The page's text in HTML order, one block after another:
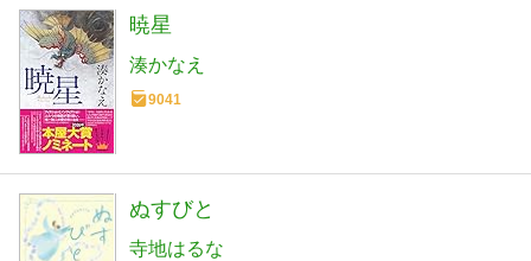
暁星
湊かなえ
9041
ぬすびと
寺地はるな